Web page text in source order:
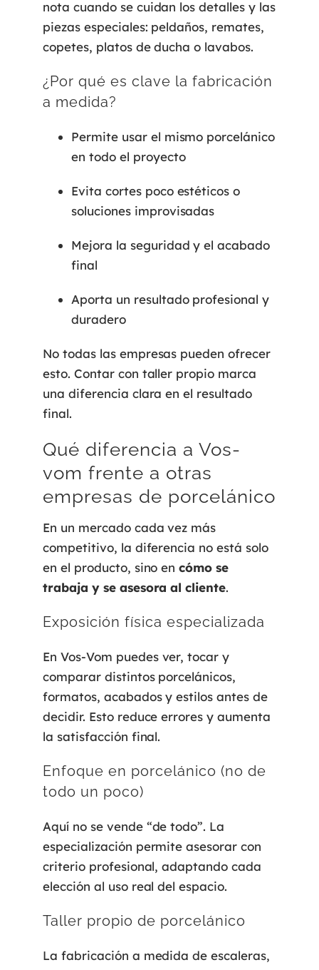
nota cuando se cuidan los detalles y las
piezas especiales: peldaños, remates,
copetes, platos de ducha o lavabos.
¿Por qué es clave la fabricación
a medida?
Permite usar el mismo porcelánico
en todo el proyecto
Evita cortes poco estéticos o
soluciones improvisadas
Mejora la seguridad y el acabado
final
Aporta un resultado profesional y
duradero
No todas las empresas pueden ofrecer
esto. Contar con taller propio marca
una diferencia clara en el resultado
final.
Qué diferencia a Vos-
vom frente a otras
empresas de porcelánico
En un mercado cada vez más
competitivo, la diferencia no está solo
en el producto, sino encómo se
trabaja y se asesora al cliente.
Exposición física especializada
En Vos-Vom puedes ver, tocar y
comparar distintos porcelánicos,
formatos, acabados y estilos antes de
decidir. Esto reduce errores y aumenta
la satisfacción final.
Enfoque en porcelánico (no de
todo un poco)
Aquí no se vende “de todo”. La
especialización permite asesorar con
criterio profesional, adaptando cada
elección al uso real del espacio.
Taller propio de porcelánico
La fabricación a medida de escaleras,